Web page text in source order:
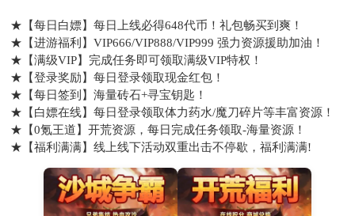
★【每日白嫖】每日上线必得648代币！礼包畅买到爽！
★【进游福利】VIP666/VIP888/VIP999 强力资源援助加油！
★【满级VIP】完成任务即可领取满级VIP特权！
★【登录奖励】每日登录领取现金红包！
★【每日签到】海量砖石+寻宝钥匙！
★【白嫖在线】每日登录领取体力药水/魔刀碎片等丰富资源！
★【0氪王道】开荒资源，每日完成任务领取-海量资源！
★【福利满满】线上线下活动双重出击不停歇，福利满满!